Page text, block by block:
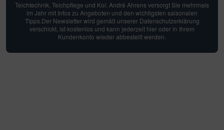
Teichtechnik, Teichpflege und Koi: André Ahrens versorgt Sie mehrmals
im Jahr mit Infos zu Angeboten und den wichtigsten saisonalen
Tipps.Der Newsletter wird gemäß unserer Datenschutzerklärung
verschickt, ist kostenlos und kann jederzeit hier oder in Ihrem
Kundenkonto wieder abbestellt werden.